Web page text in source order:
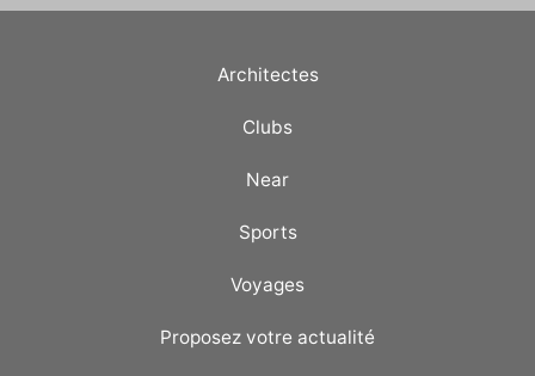
Architectes
Clubs
Near
Sports
Voyages
Proposez votre actualité